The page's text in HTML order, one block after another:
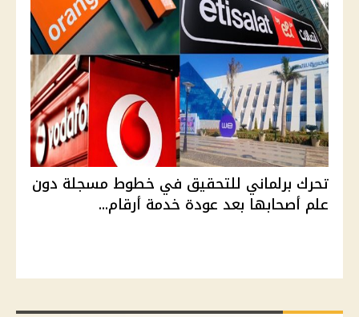
تحرك برلماني للتحقيق في خطوط مسجلة دون
علم أصحابها بعد عودة خدمة أرقام...